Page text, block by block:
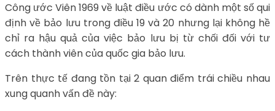
Công ước Viên 1969 về luật điều ước có dành một số qui
định về bảo lưu trong điều 19 và 20 nhưng lại không hề
chỉ ra hậu quả của việc bảo lưu bị từ chối đối với tư
cách thành viên của quốc gia bảo lưu.
Trên thực tế đang tồn tại 2 quan điểm trái chiều nhau
xung quanh vấn đề này: